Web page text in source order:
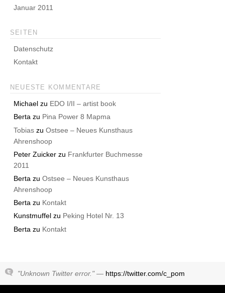
Januar 2011
SEITEN
Datenschutz
Kontakt
NEUESTE KOMMENTARE
Michael zu EDO I/II – artist book
Berta zu Pina Power 8 Mapma
Tobias zuOstsee – Neues Kunsthaus
Ahrenshoop
Peter Zuicker zu Frankfurter Buchmesse
2011
Berta zuOstsee – Neues Kunsthaus
Ahrenshoop
Berta zu Kontakt
Kunstmuffel zu Peking Hotel Nr. 13
Berta zu Kontakt
"Unknown Twitter error." — https://twitter.com/c_pom